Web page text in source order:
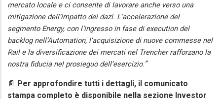
mercato locale e ci consente di lavorare anche verso una
mitigazione dell’impatto dei dazi. L’accelerazione del
segmento Energy, con l’ingresso in fase di execution del
backlog nell’Automation, l’acquisizione di nuove commesse nel
Rail e la diversificazione dei mercati nel Trencher rafforzano la
nostra fiducia nel prosieguo dell’esercizio. ”
📄
Per approfondire tutti i dettagli, il comunicato
stampa completo è disponibile nella sezione Investor